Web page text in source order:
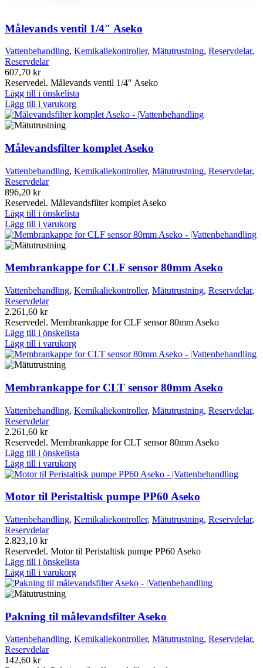
Målevands ventil 1/4″ Aseko
Vattenbehandling, Kemikaliekontroller, Mätutrustning, Reservdelar,
Reservdelar
607,70 kr
Reservedel. Målevands ventil 1/4″ Aseko
Lägg till i önskelista
Lägg till i varukorg
Målevandsfilter komplet Aseko
Vattenbehandling, Kemikaliekontroller, Mätutrustning, Reservdelar,
Reservdelar
896,20 kr
Reservedel. Målevandsfilter komplet Aseko
Lägg till i önskelista
Lägg till i varukorg
Membrankappe for CLF sensor 80mm Aseko
Vattenbehandling, Kemikaliekontroller, Mätutrustning, Reservdelar,
Reservdelar
2.261,60 kr
Reservedel. Membrankappe for CLF sensor 80mm Aseko
Lägg till i önskelista
Lägg till i varukorg
Membrankappe for CLT sensor 80mm Aseko
Vattenbehandling, Kemikaliekontroller, Mätutrustning, Reservdelar,
Reservdelar
2.261,60 kr
Reservedel. Membrankappe for CLT sensor 80mm Aseko
Lägg till i önskelista
Lägg till i varukorg
Motor til Peristaltisk pumpe PP60 Aseko
Vattenbehandling, Kemikaliekontroller, Mätutrustning, Reservdelar,
Reservdelar
2.823,10 kr
Reservedel. Motor til Peristaltisk pumpe PP60 Aseko
Lägg till i önskelista
Lägg till i varukorg
Pakning til målevandsfilter Aseko
Vattenbehandling, Kemikaliekontroller, Mätutrustning, Reservdelar,
Reservdelar
142,60 kr